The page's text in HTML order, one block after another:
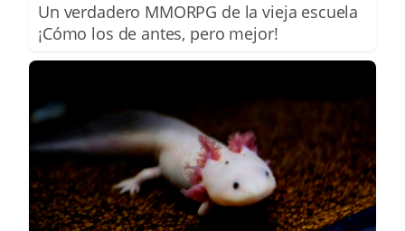
Un verdadero MMORPG de la vieja escuela
¡Cómo los de antes, pero mejor!